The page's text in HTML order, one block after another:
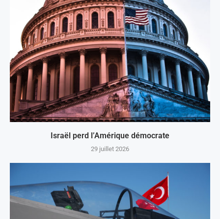
Israël perd l’Amérique démocrate
29 juillet 2026